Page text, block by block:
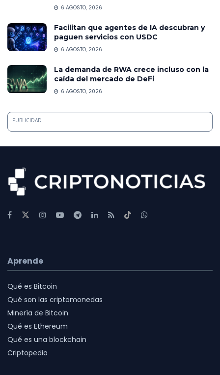
6 AGOSTO, 2026
Facilitan que agentes de IA descubran y
paguen servicios con USDC
6 AGOSTO, 2026
La demanda de RWA crece incluso con la
caída del mercado de DeFi
6 AGOSTO, 2026
PUBLICIDAD
Aprende
Qué es Bitcoin
Qué son las criptomonedas
Minería de Bitcoin
Qué es Ethereum
Qué es una blockchain
Criptopedia